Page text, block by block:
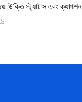
উক্তি স্ট্যাটাস এবং ক্যাপশন